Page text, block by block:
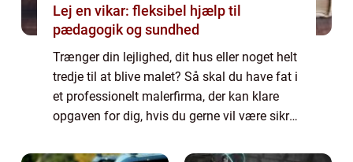
Lej en vikar: fleksibel hjælp til
pædagogik og sundhed
Trænger din lejlighed, dit hus eller noget helt
tredje til at blive malet? Så skal du have fat i
et professionelt malerfirma, der kan klare
opgaven for dig, hvis du gerne vil være sikret